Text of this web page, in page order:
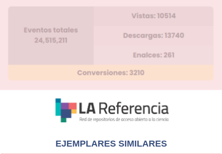
EJEMPLARES SIMILARES